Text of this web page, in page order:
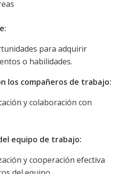
para adquirir
o habilidades.
los compañeros de trabajo:
y colaboración con
equipo de trabajo:
y cooperación efectiva